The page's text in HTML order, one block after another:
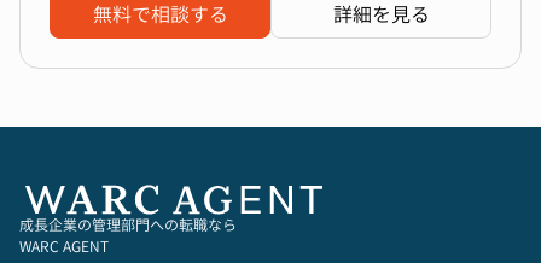
無料で相談する 詳細を見る
成長企業の管理部門への転職なら
WARC AGENT